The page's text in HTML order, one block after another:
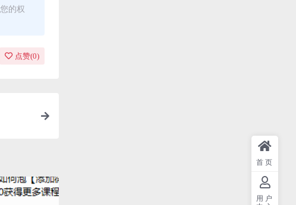
的权
点赞(0)
首页
用户